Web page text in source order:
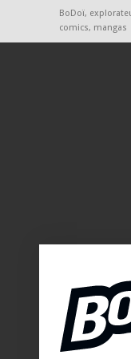
BoDoï,
comics, mangas